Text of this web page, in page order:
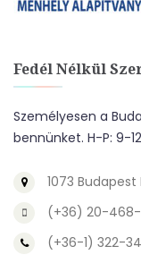
Fedél Nélkül
Személyesen a
bennünket. H-P: 9-
1073
(+36) 20-468-
(+36-1) 322-